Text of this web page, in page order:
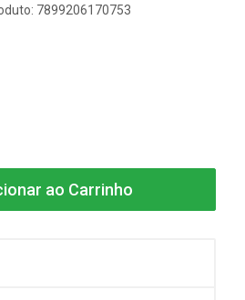
7899206170753
ao Carrinho